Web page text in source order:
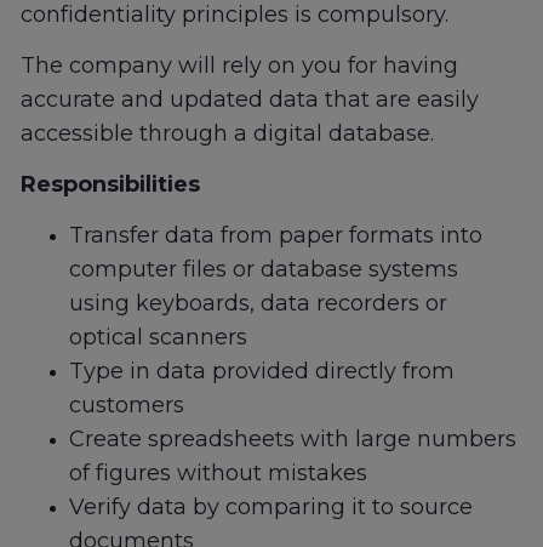
confidentiality principles is compulsory.
The company will rely on you for having
accurate and updated data that are easily
accessible through a digital database.
Responsibilities
Transfer data from paper formats into
computer files or database systems
using keyboards, data recorders or
optical scanners
Type in data provided directly from
customers
Create spreadsheets with large numbers
of figures without mistakes
Verify data by comparing it to source
documents